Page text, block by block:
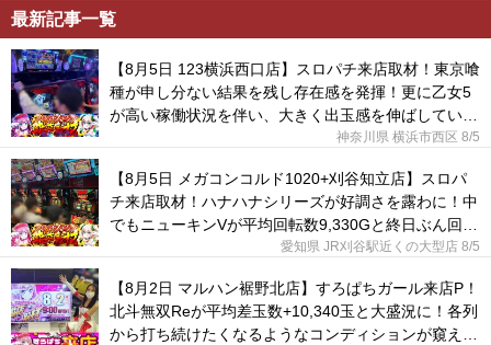
最新記事一覧
【8月5日 123横浜西口店】スロパチ来店取材！東京喰
種が申し分ない結果を残し存在感を発揮！更に乙女5
が高い稼働状況を伴い、大きく出玉感を伸ばしてい
神奈川県 横浜市西区 8/5
【8月5日 メガコンコルド1020+刈谷知立店】スロパ
チ来店取材！ハナハナシリーズが好調さを露わに！中
でもニューキンVが平均回転数9,330Gと終日ぶん回さ
愛知県 JR刈谷駅近くの大型店 8/5
【8月2日 マルハン裾野北店】すろぱちガール来店P！
北斗無双Reが平均差玉数+10,340玉と大盛況に！各列
から打ち続けたくなるようなコンディションが窺え